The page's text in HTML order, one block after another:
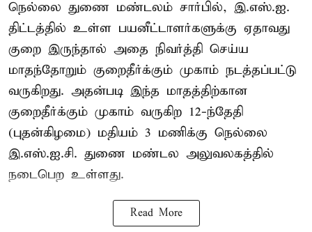
நெல்லை துணை மண்டலம் சார்பில், இ.எஸ்.ஐ.
திட்டத்தில் உள்ள பயனீட்டாளர்களுக்கு ஏதாவது
குறை இருந்தால் அதை நிவர்த்தி செய்ய
மாதந்தோறும் குறைதீர்க்கும் முகாம் நடத்தப்பட்டு
வருகிறது. அதன்படி இந்த மாதத்திற்கான
குறைதீர்க்கும் முகாம் வருகிற 12-ந்தேதி
(புதன்கிழமை) மதியம் 3 மணிக்கு நெல்லை
இ.எஸ்.ஐ.சி. துணை மண்டல அலுவலகத்தில்
நடைபெற உள்ளது.
Read More